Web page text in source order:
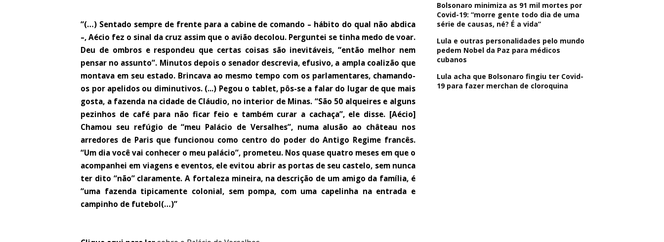
“(…) Sentado sempre de frente para a cabine de comando – hábito do qual não abdica
–, Aécio fez o sinal da cruz assim que o avião decolou. Perguntei se tinha medo de voar.
Deu de ombros e respondeu que certas coisas são inevitáveis, “então melhor nem
pensar no assunto”. Minutos depois o senador descrevia, efusivo, a ampla coalizão que
montava em seu estado. Brincava ao mesmo tempo com os parlamentares, chamando-
os por apelidos ou diminutivos.(...) Pegou o tablet, pôs-se a falar do lugar de que mais
gosta, a fazenda na cidade de Cláudio, no interior de Minas. “São 50 alqueires e alguns
pezinhos de café para não ficar feio e também curar a cachaça”, ele disse. [Aécio]
Chamou seu refúgio de “meu Palácio de Versalhes”, numa alusão ao château nos
arredores de Paris que funcionou como centro do poder do Antigo Regime francês.
“Um dia você vai conhecer o meu palácio”, prometeu. Nos quase quatro meses em que o
acompanhei em viagens e eventos, ele evitou abrir as portas de seu castelo, sem nunca
ter dito “não” claramente. A fortaleza mineira, na descrição de um amigo da família, é
“uma fazenda tipicamente colonial, sem pompa, com uma capelinha na entrada e
campinho de futebol(…)”
Bolsonaro minimiza as 91 mil mortes por
Covid-19: “morre gente todo dia de uma
série de causas, né? É a vida”
Lula e outras personalidades pelo mundo
pedem Nobel da Paz para médicos
cubanos
Lula acha que Bolsonaro fingiu ter Covid-
19 para fazer merchan de cloroquina